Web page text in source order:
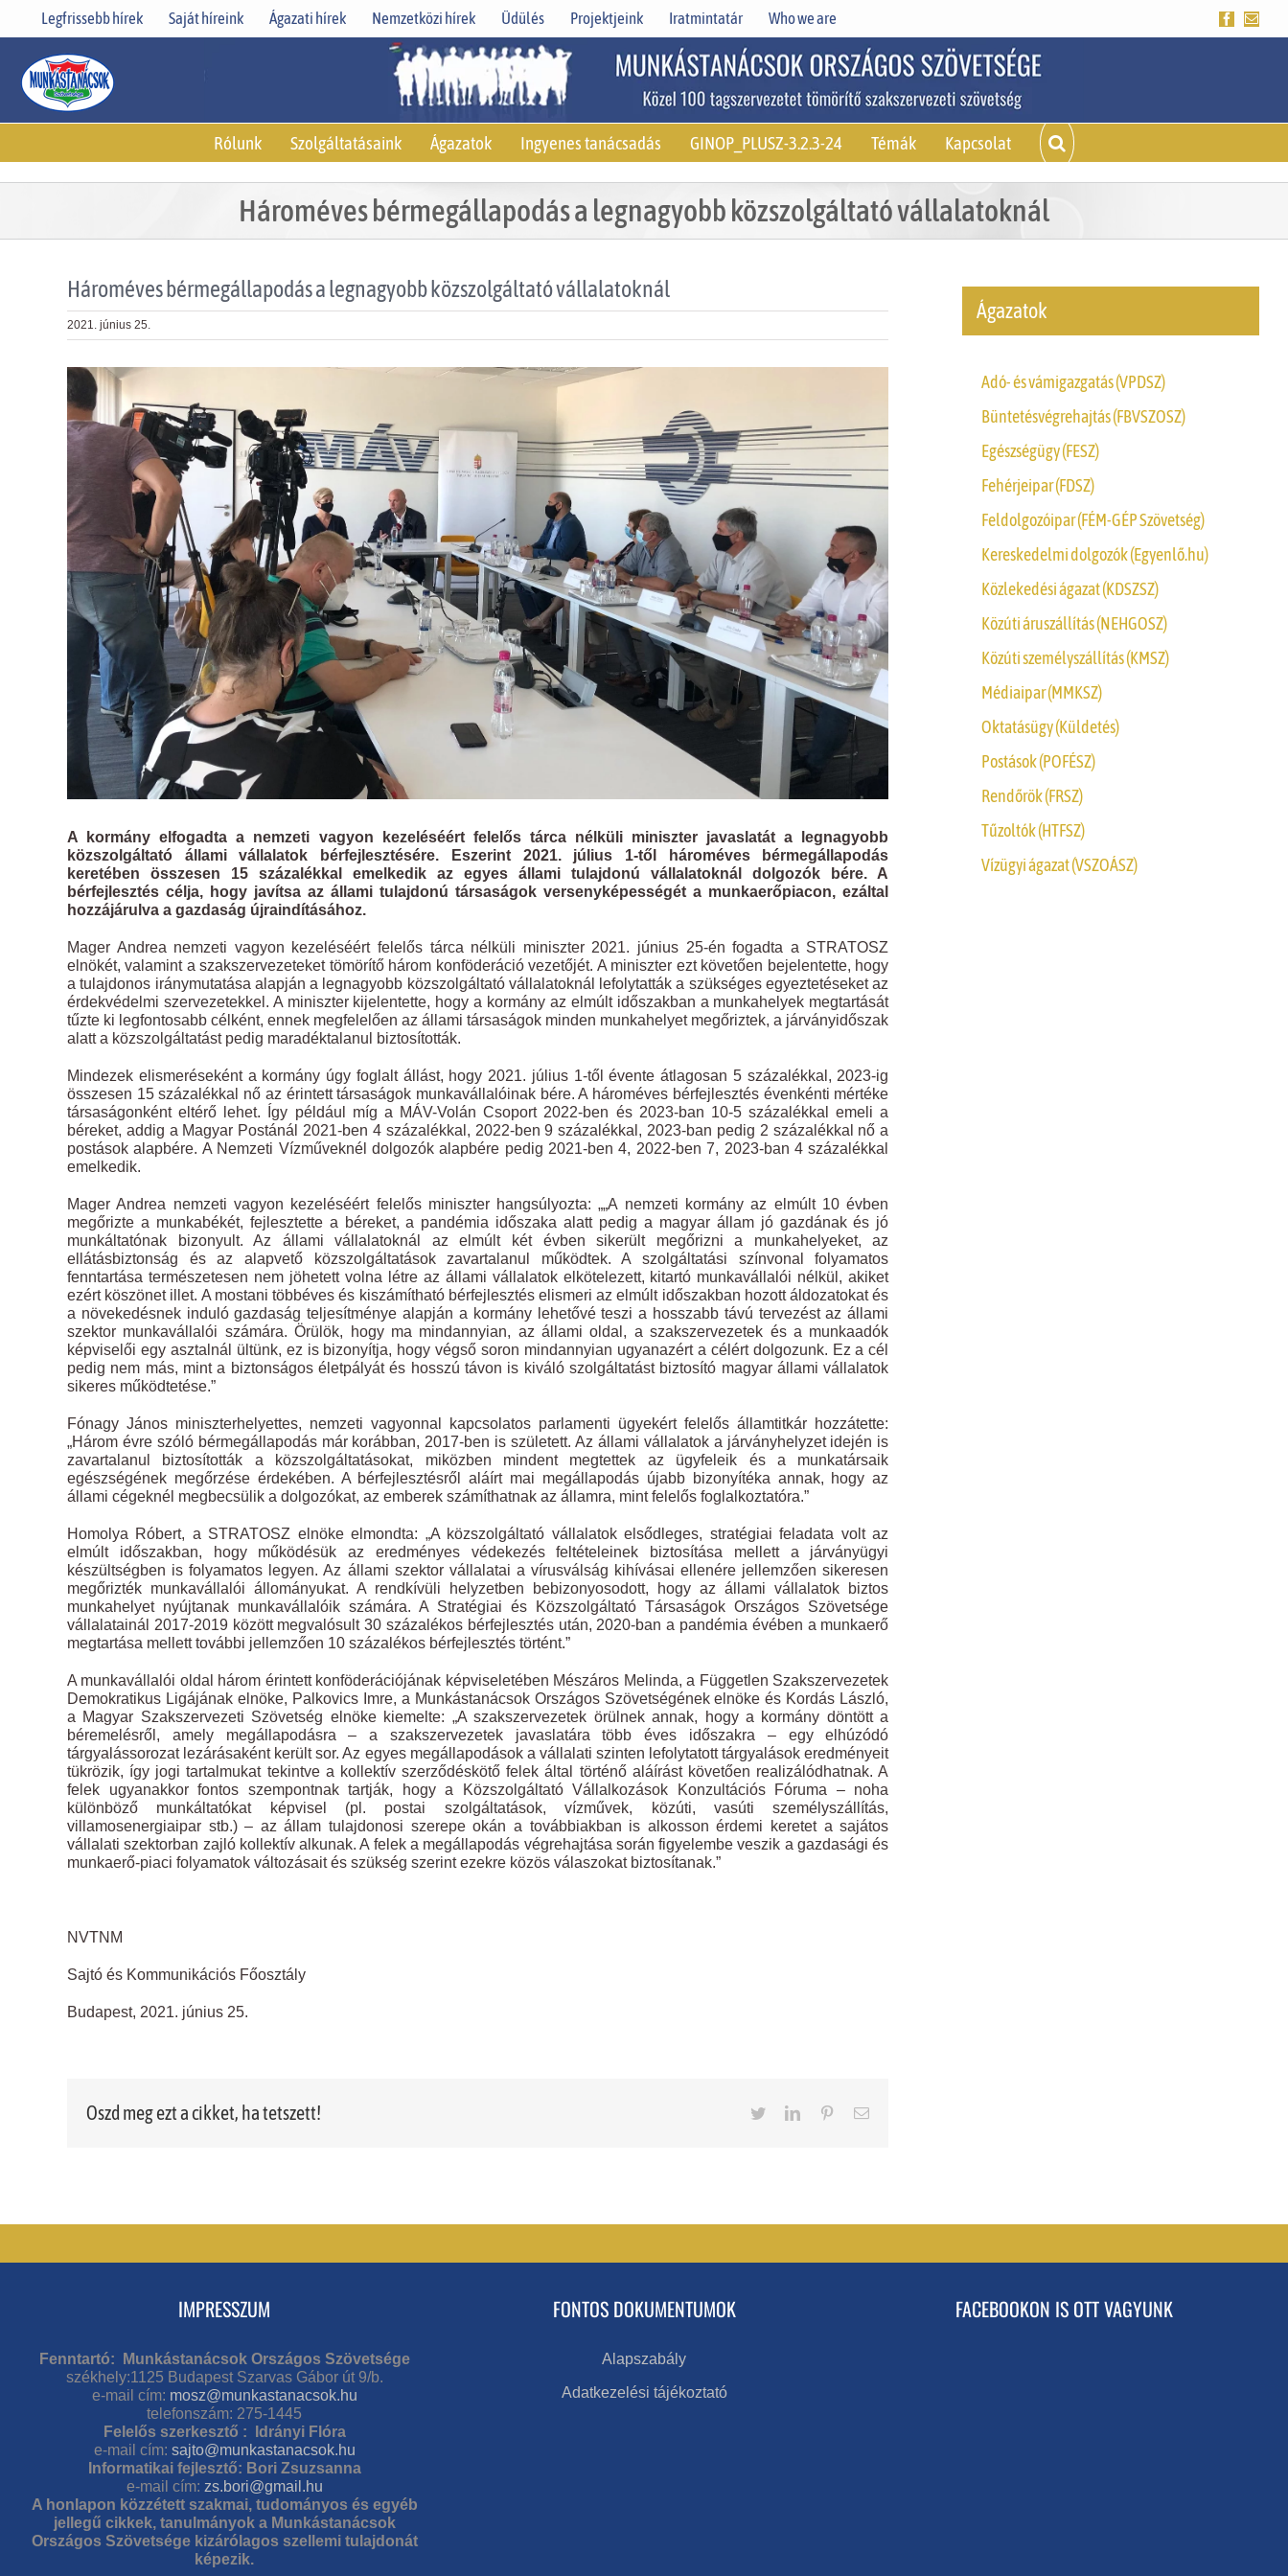
Legfrissebb hírek Saját híreink Ágazati hírek Nemzetközi hírek Üdülés Projektjeink Iratmintatár Who we are Facebook
Rólunk Szolgáltatásaink Ágazatok Ingyenes tanácsadás GINOP_PLUSZ-3.2.3-24 Témák Kapcsolat
Hároméves bérmegállapodás a legnagyobb közszolgáltató vállalatoknál
Hároméves bérmegállapodás a legnagyobb közszolgáltató vállalatoknál
2021. június 25.
View
Larger
Image
A kormány elfogadta a nemzeti vagyon kezeléséért felelős tárca nélküli miniszter javaslatát a legnagyobb
közszolgáltató állami vállalatok bérfejlesztésére. Eszerint 2021. július 1-től hároméves bérmegállapodás
keretében összesen 15 százalékkal emelkedik az egyes állami tulajdonú vállalatoknál dolgozók bére. A
bérfejlesztés célja, hogy javítsa az állami tulajdonú társaságok versenyképességét a munkaerőpiacon, ezáltal
hozzájárulva a gazdaság újraindításához.
Mager Andrea nemzeti vagyon kezeléséért felelős tárca nélküli miniszter 2021. június 25-én fogadta a STRATOSZ
elnökét, valamint a szakszervezeteket tömörítő három konföderáció vezetőjét. A miniszter ezt követően bejelentette, hogy
a tulajdonos iránymutatása alapján a legnagyobb közszolgáltató vállalatoknál lefolytatták a szükséges egyeztetéseket az
érdekvédelmi szervezetekkel. A miniszter kijelentette, hogy a kormány az elmúlt időszakban a munkahelyek megtartását
tűzte ki legfontosabb célként, ennek megfelelően az állami társaságok minden munkahelyet megőriztek, a járványidőszak
alatt a közszolgáltatást pedig maradéktalanul biztosították.
Mindezek elismeréseként a kormány úgy foglalt állást, hogy 2021. július 1-től évente átlagosan 5 százalékkal, 2023-ig
összesen 15 százalékkal nő az érintett társaságok munkavállalóinak bére. A hároméves bérfejlesztés évenkénti mértéke
társaságonként eltérő lehet. Így például míg a MÁV-Volán Csoport 2022-ben és 2023-ban 10-5 százalékkal emeli a
béreket, addig a Magyar Postánál 2021-ben 4 százalékkal, 2022-ben 9 százalékkal, 2023-ban pedig 2 százalékkal nő a
postások alapbére. A Nemzeti Vízműveknél dolgozók alapbére pedig 2021-ben 4, 2022-ben 7, 2023-ban 4 százalékkal
emelkedik.
Mager Andrea nemzeti vagyon kezeléséért felelős miniszter hangsúlyozta: „„A nemzeti kormány az elmúlt 10 évben
megőrizte a munkabékét, fejlesztette a béreket, a pandémia időszaka alatt pedig a magyar állam jó gazdának és jó
munkáltatónak bizonyult. Az állami vállalatoknál az elmúlt két évben sikerült megőrizni a munkahelyeket, az
ellátásbiztonság és az alapvető közszolgáltatások zavartalanul működtek. A szolgáltatási színvonal folyamatos
fenntartása természetesen nem jöhetett volna létre az állami vállalatok elkötelezett, kitartó munkavállalói nélkül, akiket
ezért köszönet illet. A mostani többéves és kiszámítható bérfejlesztés elismeri az elmúlt időszakban hozott áldozatokat és
a növekedésnek induló gazdaság teljesítménye alapján a kormány lehetővé teszi a hosszabb távú tervezést az állami
szektor munkavállalói számára. Örülök, hogy ma mindannyian, az állami oldal, a szakszervezetek és a munkaadók
képviselői egy asztalnál ültünk, ez is bizonyítja, hogy végső soron mindannyian ugyanazért a célért dolgozunk. Ez a cél
pedig nem más, mint a biztonságos életpályát és hosszú távon is kiváló szolgáltatást biztosító magyar állami vállalatok
sikeres működtetése.”
Fónagy János miniszterhelyettes, nemzeti vagyonnal kapcsolatos parlamenti ügyekért felelős államtitkár hozzátette:
„Három évre szóló bérmegállapodás már korábban, 2017-ben is született. Az állami vállalatok a járványhelyzet idején is
zavartalanul biztosították a közszolgáltatásokat, miközben mindent megtettek az ügyfeleik és a munkatársaik
egészségének megőrzése érdekében. A bérfejlesztésről aláírt mai megállapodás újabb bizonyítéka annak, hogy az
állami cégeknél megbecsülik a dolgozókat, az emberek számíthatnak az államra, mint felelős foglalkoztatóra.”
Homolya Róbert, a STRATOSZ elnöke elmondta: „A közszolgáltató vállalatok elsődleges, stratégiai feladata volt az
elmúlt időszakban, hogy működésük az eredményes védekezés feltételeinek biztosítása mellett a járványügyi
készültségben is folyamatos legyen. Az állami szektor vállalatai a vírusválság kihívásai ellenére jellemzően sikeresen
megőrizték munkavállalói állományukat. A rendkívüli helyzetben bebizonyosodott, hogy az állami vállalatok biztos
munkahelyet nyújtanak munkavállalóik számára. A Stratégiai és Közszolgáltató Társaságok Országos Szövetsége
vállalatainál 2017-2019 között megvalósult 30 százalékos bérfejlesztés után, 2020-ban a pandémia évében a munkaerő
megtartása mellett további jellemzően 10 százalékos bérfejlesztés történt.”
A munkavállalói oldal három érintett konföderációjának képviseletében Mészáros Melinda, a Független Szakszervezetek
Demokratikus Ligájának elnöke, Palkovics Imre, a Munkástanácsok Országos Szövetségének elnöke és Kordás László,
a Magyar Szakszervezeti Szövetség elnöke kiemelte: „A szakszervezetek örülnek annak, hogy a kormány döntött a
béremelésről, amely megállapodásra – a szakszervezetek javaslatára több éves időszakra – egy elhúzódó
tárgyalássorozat lezárásaként került sor. Az egyes megállapodások a vállalati szinten lefolytatott tárgyalások eredményeit
tükrözik, így jogi tartalmukat tekintve a kollektív szerződéskötő felek által történő aláírást követően realizálódhatnak. A
felek ugyanakkor fontos szempontnak tartják, hogy a Közszolgáltató Vállalkozások Konzultációs Fóruma – noha
különböző munkáltatókat képvisel (pl. postai szolgáltatások, vízművek, közúti, vasúti személyszállítás,
villamosenergiaipar stb.) – az állam tulajdonosi szerepe okán a továbbiakban is alkosson érdemi keretet a sajátos
vállalati szektorban zajló kollektív alkunak. A felek a megállapodás végrehajtása során figyelembe veszik a gazdasági és
munkaerő-piaci folyamatok változásait és szükség szerint ezekre közös válaszokat biztosítanak.”
NVTNM
Sajtó és Kommunikációs Főosztály
Budapest, 2021. június 25.
Oszd meg ezt a cikket, ha tetszett! TwitterLinkedInPinterestEmail
Ágazatok
Adó- és vámigazgatás (VPDSZ)
Büntetésvégrehajtás (FBVSZOSZ)
Egészségügy (FESZ)
Fehérjeipar (FDSZ)
Feldolgozóipar (FÉM-GÉP Szövetség)
Kereskedelmi dolgozók (Egyenlő.hu)
Közlekedési ágazat (KDSZSZ)
Közúti áruszállítás (NEHGOSZ)
Közúti személyszállítás (KMSZ)
Médiaipar (MMKSZ)
Oktatásügy (Küldetés)
Postások (POFÉSZ)
Rendőrök (FRSZ)
Tűzoltók (HTFSZ)
Vízügyi ágazat (VSZOÁSZ)
IMPRESSZUM
Fenntartó: Munkástanácsok Országos Szövetsége
székhely:1125 Budapest Szarvas Gábor út 9/b.
e-mail cím: mosz@munkastanacsok.hu
telefonszám: 275-1445
Felelős szerkesztő : Idrányi Flóra
e-mail cím: sajto@munkastanacsok.hu
Informatikai fejlesztő: Bori Zsuzsanna
e-mail cím: zs.bori@gmail.hu
A honlapon közzétett szakmai, tudományos és egyéb
jellegű cikkek, tanulmányok a Munkástanácsok
Országos Szövetsége kizárólagos szellemi tulajdonát
képezik.
FONTOS DOKUMENTUMOK
Alapszabály
Adatkezelési tájékoztató
FACEBOOKON IS OTT VAGYUNK